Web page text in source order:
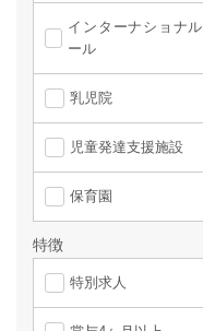
インターナショナ
ール
乳児院
児童発達支援施設
保育園
特徴
特別求人